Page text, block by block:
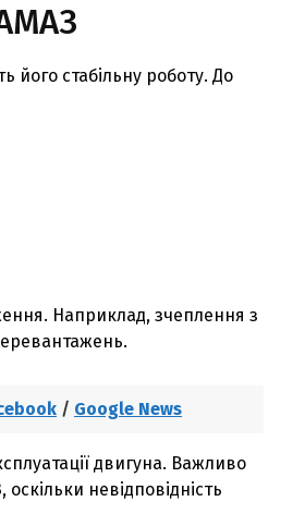
його стабільну роботу. До
Наприклад, зчеплення з
/ Google News
двигуна. Важливо
невідповідність